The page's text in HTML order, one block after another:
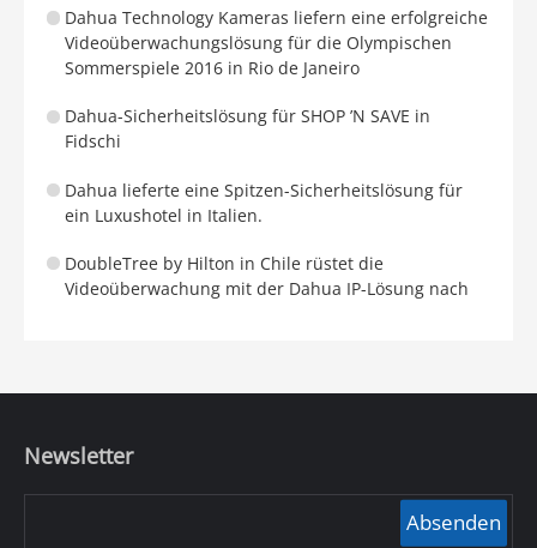
Dahua Technology Kameras liefern eine erfolgreiche
Videoüberwachungslösung für die Olympischen
Sommerspiele 2016 in Rio de Janeiro
Dahua-Sicherheitslösung für SHOP ’N SAVE in
Fidschi
Dahua lieferte eine Spitzen-Sicherheitslösung für
ein Luxushotel in Italien.
DoubleTree by Hilton in Chile rüstet die
Videoüberwachung mit der Dahua IP-Lösung nach
Newsletter
Absenden